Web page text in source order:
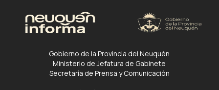
Gobierno de la Provincia del Neuquén
Ministerio de Jefatura de Gabinete
Secretaría de Prensa y Comunicación